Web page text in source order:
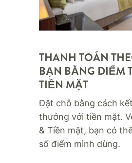
THANH TOÁN
BẠN BẰNG ĐIỂM
TIỀN MẶT
Đặt chỗ bằng cách
thưởng với tiền mặt.
& Tiền mặt, bạn có
số điểm mình dùng.